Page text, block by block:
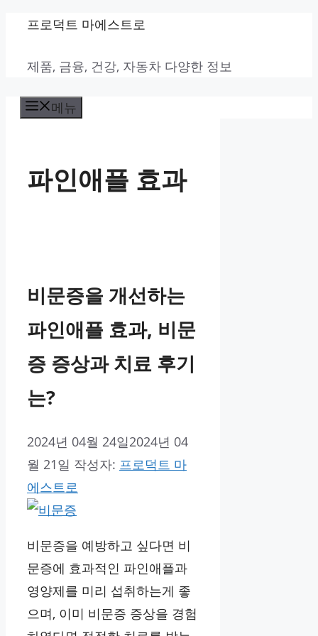
프로덕트 마에스트로
제품, 금융, 건강, 자동차 다양한 정보
메뉴
파인애플 효과
비문증을 개선하는
파인애플 효과, 비문
증 증상과 치료 후기
는?
2024년 04월 24일2024년 04
월 21일 작성자: 프로덕트 마
에스트로
비문증을 예방하고 싶다면 비
문증에 효과적인 파인애플과
영양제를 미리 섭취하는게 좋
으며, 이미 비문증 증상을 경험